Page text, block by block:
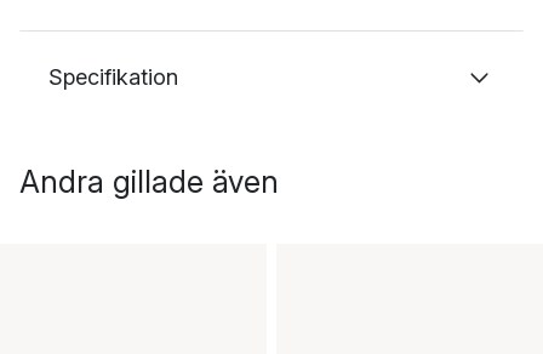
Specifikation
Andra gillade även